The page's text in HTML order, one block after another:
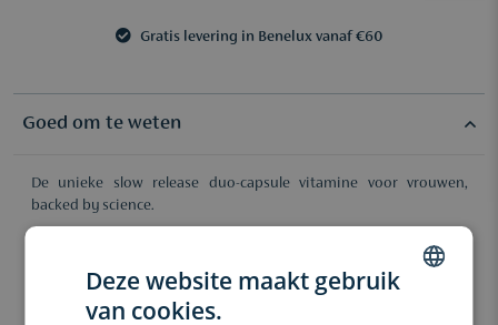
Gratis levering in Benelux vanaf €60
Goed om te weten
De unieke slow release duo-capsule vitamine voor vrouwen,
backed by science.
Optimale vitamines, optimale jij.
Alles begint bij gezonde voeding. Onder andere stress,
luchtvervuiling, hormonale disbalans en nutriëntarme
Deze website maakt gebruik
van cookies.